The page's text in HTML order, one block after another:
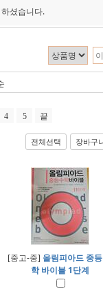
셨습니다.
4 5 끝
전체선택 장바구
[중고-중] 올림피아드 중
학 바이블 1단계